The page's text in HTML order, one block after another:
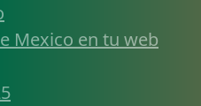
Mexico en tu web